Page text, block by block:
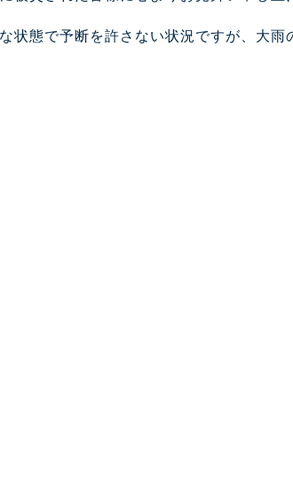
状態で予断を許さない状況ですが、 大雨